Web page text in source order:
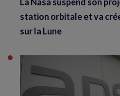
station orbitale et va
sur la Lune